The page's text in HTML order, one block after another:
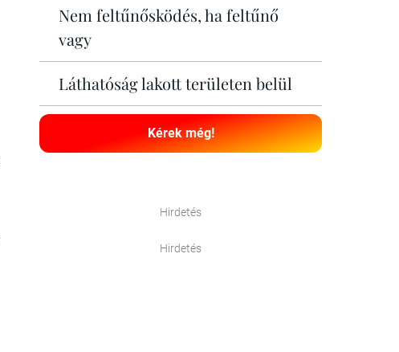
Nem feltűnősködés, ha feltűnő
vagy
Láthatóság lakott területen belül
Kérek még!
Hirdetés
Hirdetés